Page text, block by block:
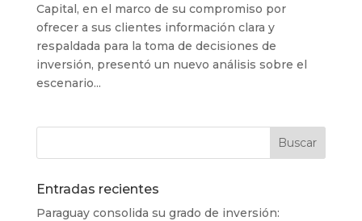
Capital, en el marco de su compromiso por
ofrecer a sus clientes información clara y
respaldada para la toma de decisiones de
inversión, presentó un nuevo análisis sobre el
escenario...
Entradas recientes
Paraguay consolida su grado de inversión: